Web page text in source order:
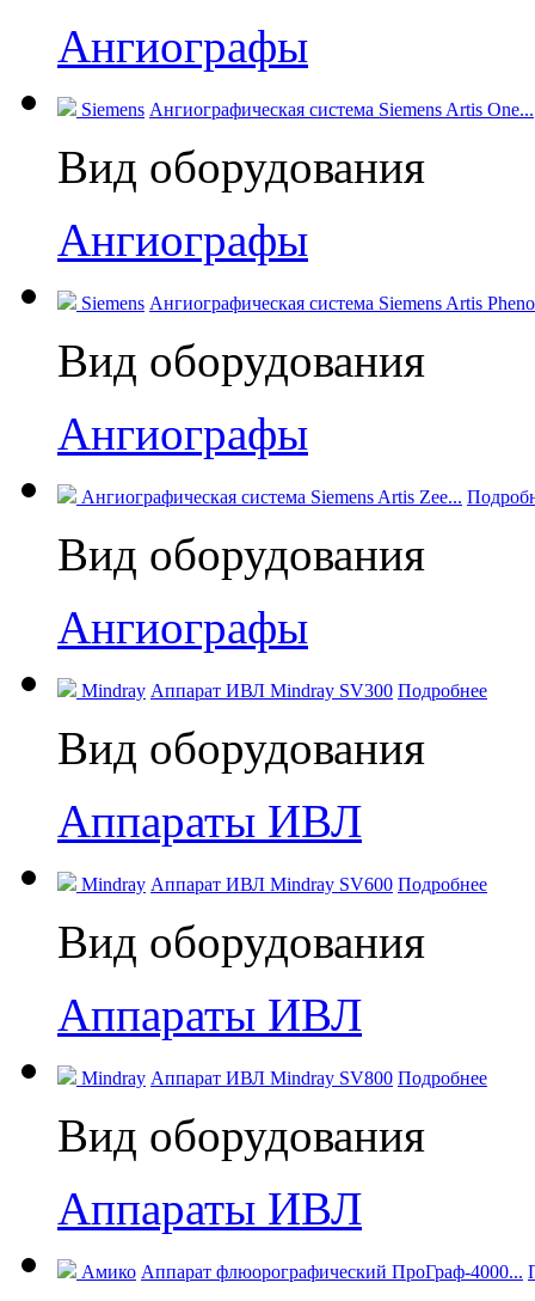
Ангиографы
Siemens Ангиографическая система Siemens Artis One...
Вид оборудования
Ангиографы
Siemens Ангиографическая система Siemens Artis
Вид оборудования
Ангиографы
Ангиографическая система Siemens Artis Zee...
Вид оборудования
Ангиографы
Mindray Аппарат ИВЛ Mindray SV300 Подробнее
Вид оборудования
Аппараты ИВЛ
Mindray Аппарат ИВЛ Mindray SV600 Подробнее
Вид оборудования
Аппараты ИВЛ
Mindray Аппарат ИВЛ Mindray SV800 Подробнее
Вид оборудования
Аппараты ИВЛ
Амико Аппарат флюорографический ПроГраф-4000...